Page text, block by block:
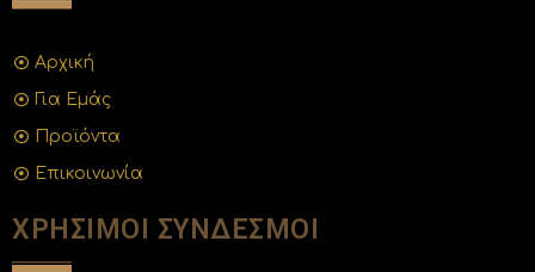
Αρχική
Για Εμάς
Προϊόντα
Επικοινωνία
ΧΡΗΣΙΜΟΙ ΣΥΝΔΕΣΜΟΙ